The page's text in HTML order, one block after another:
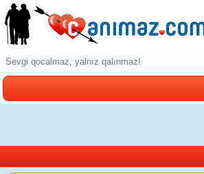
Sevgi qocalmaz, yalnız qalınmaz!